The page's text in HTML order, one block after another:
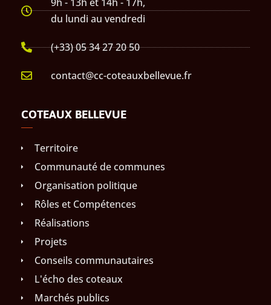
du lundi au vendredi
(+33) 05 34 27 20 50
contact@cc-coteauxbellevue.fr
COTEAUX BELLEVUE
Territoire
Communauté de communes
Organisation politique
Rôles et Compétences
Réalisations
Projets
Conseils communautaires
L'écho des coteaux
Marchés publics